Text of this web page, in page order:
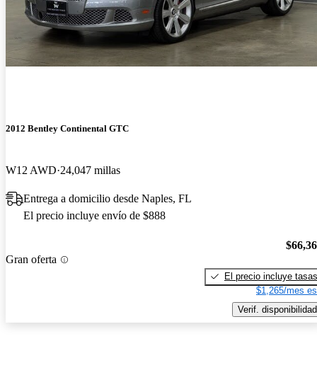
2012 Bentley Continental GTC
W12 AWD 24,047 millas
Entrega a domicilio desde Naples, FL
El precio incluye envío de $888
Gran oferta
El precio incluye tasas
$1,265/mes
Verif. disponibilidad